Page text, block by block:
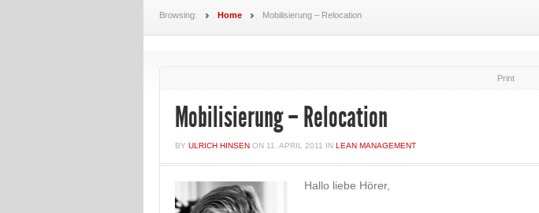
Browsing: Home Mobilisierung – Relocation
Print
Mobilisierung – Relocation
BY ULRICH HINSEN ON 11. APRIL 2011 IN LEAN MANAGEMENT
Hallo liebe Hörer,